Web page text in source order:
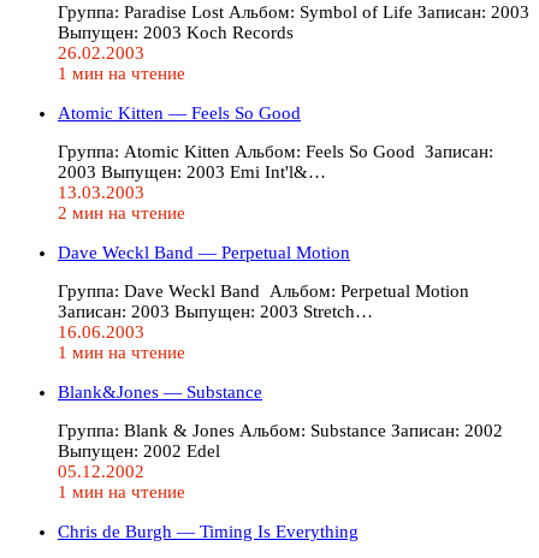
Группа: Paradise Lost Альбом: Symbol of Life Записан: 2003
Выпущен: 2003 Koch Records
26.02.2003
1 мин на чтение
Atomic Kitten — Feels So Good
Группа: Atomic Kitten Альбом: Feels So Good Записан:
2003 Выпущен: 2003 Emi Int'l&…
13.03.2003
2 мин на чтение
Dave Weckl Band — Perpetual Motion
Группа: Dave Weckl Band Альбом: Perpetual Motion
Записан: 2003 Выпущен: 2003 Stretch…
16.06.2003
1 мин на чтение
Blank&Jones — Substance
Группа: Blank & Jones Альбом: Substance Записан: 2002
Выпущен: 2002 Edel
05.12.2002
1 мин на чтение
Сhris de Burgh — Timing Is Everything